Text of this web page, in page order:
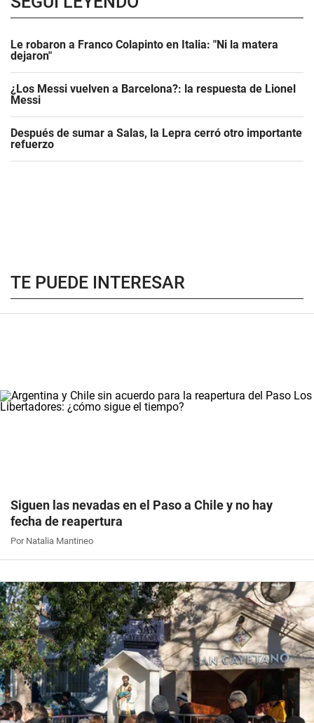
Le robaron a Franco Colapinto en Italia: "Ni la matera
dejaron"
¿Los Messi vuelven a Barcelona?: la respuesta de Lionel
Messi
Después de sumar a Salas, la Lepra cerró otro importante
refuerzo
TE PUEDE INTERESAR
Siguen las nevadas en el Paso a Chile y no hay
fecha de reapertura
Por Natalia Mantineo